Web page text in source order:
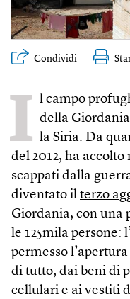
Condividi
I l campo
della
la Siria. Da
del 2012, ha
scappati dalla
diventato il terzo
Giordania, con una
le 125mila persone:
permesso
di tutto, dai beni di
cellulari e ai vestiti